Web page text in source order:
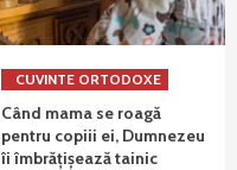
CUVINTE ORTODOXE
Când mama se roagă
pentru copiii ei, Dumnezeu
îi îmbrățișează tainic